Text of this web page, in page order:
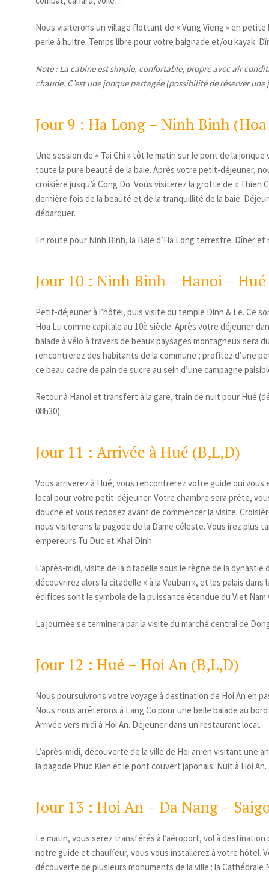
Nous visiterons un village flottant de « Vung Vieng » en
perle à huitre. Temps libre pour votre baignade et/ou kayak.
Note : La cabine est simple, confortable, propre avec air
chaude. C’est une jonque partagée (possibilité de réserver
Jour 9 : Ha Long – Ninh Binh
Une session de « Tai Chi » tôt le matin sur le pont de la
toute la pure beauté de la baie. Après votre petit-déjeuner,
croisière jusqu’à Cong Do. Vous visiterez la grotte de « Thien
dernière fois de la beauté et de la tranquillité de la baie.
débarquer.
En route pour Ninh Binh, la Baie d’Ha Long terrestre. Dîner et
Jour 10 : Ninh Binh – Hanoi –
Petit-déjeuner à l’hôtel, puis visite du temple Dinh & Le. Ce
Hoa Lu comme capitale au 10è siècle. Après votre déjeuner
balade à vélo à travers de beaux paysages montagneux sera
rencontrerez des habitants de la commune ; profitez d’une
ce beau cadre de pain de sucre au sein d’une campagne
Retour à Hanoi et transfert à la gare, train de nuit pour Hué
08h30).
Jour 11 : Arrivée à Hué (B,L,D)
Vous arriverez à Hué, vous rencontrerez votre guide qui vous
local pour votre petit-déjeuner. Votre chambre sera prête,
douche et vous reposez avant de commencer la visite.
nous visiterons la pagode de la Dame céleste. Vous irez plus
empereurs Tu Duc et Khai Dinh.
L’après-midi, visite de la citadelle sous le règne de la dynastie
découvrirez alors la citadelle « à la Vauban », et les palais
édifices sont le symbole de la puissance étendue du Viet Nam
La journée se terminera par la visite du marché central de
Jour 12 : Hué – Hoi An (B,L,D)
Nous poursuivrons votre voyage à destination de Hoi An en
Nous nous arrêterons à Lang Co pour une belle balade au
Arrivée vers midi à Hoi An. Déjeuner dans un restaurant local.
L’après-midi, découverte de la ville de Hoi an en visitant une
la pagode Phuc Kien et le pont couvert japonais. Nuit à Hoi An.
Jour 13 : Hoi An – Da Nang –
Le matin, vous serez transférés à l’aéroport, vol à destination
notre guide et chauffeur, vous vous installerez à votre hôtel.
découverte de plusieurs monuments de la ville : la Cathédrale